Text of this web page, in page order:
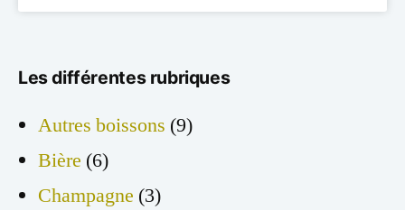
Les différentes rubriques
Autres boissons (9)
Bière (6)
Champagne (3)